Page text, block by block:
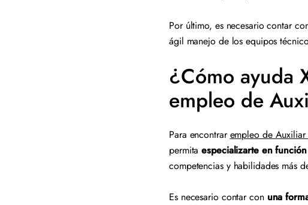
Por último, es necesario contar
ágil manejo de los equipos
¿Cómo ayuda
empleo de
Para encontrarempleo de Auxiliar
permitaespecializarte en
competencias y habilidades más
Es necesario contar con una